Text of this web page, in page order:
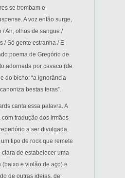
se trombam e
A voz então surge,
/ Ah, olhos de sangue /
/ Só gente estranha / E
poema de Gregório de
adornada por cavaco (de
do bicho: “a ignorância
bestas feras”.
canta essa palavra. A
tradução dos irmãos
a ser divulgada,
tipo de rock que remete
clara de estabelecer uma
e violão de aço) e
de outras ideias, de